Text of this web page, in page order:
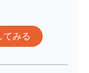
てみる